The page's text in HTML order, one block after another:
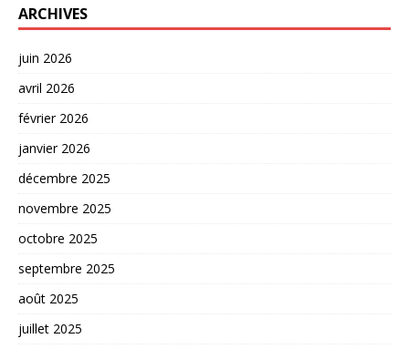
ARCHIVES
juin 2026
avril 2026
février 2026
janvier 2026
décembre 2025
novembre 2025
octobre 2025
septembre 2025
août 2025
juillet 2025